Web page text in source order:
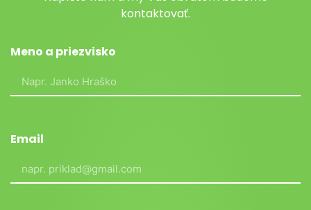
kontaktovať.
Meno a priezvisko
Email